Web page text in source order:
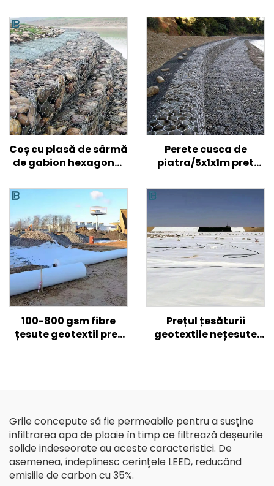
Coș cu plasă de sârmă
de gabion hexagonal
gabioane cu plasă
răsucită pentru
controlul eroziunii
pereților de sprijin
Perete cusca de
piatra/5x1x1m pret
cutie gabion
100-800 gsm fibre
țesute geotextil preț
Prețul țesăturii
geotextile nețesute
Grile concepute să fie permeabile pentru a susține
infiltrarea apa de ploaie în timp ce filtrează deșeurile
solide indeseorate au aceste caracteristici. De
asemenea, îndeplinesc cerințele LEED, reducând
emisiile de carbon cu 35%.